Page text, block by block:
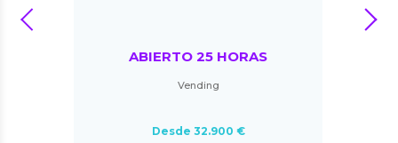
ABIERTO 25 HORAS
Vending
Desde 32.900 €
prev next